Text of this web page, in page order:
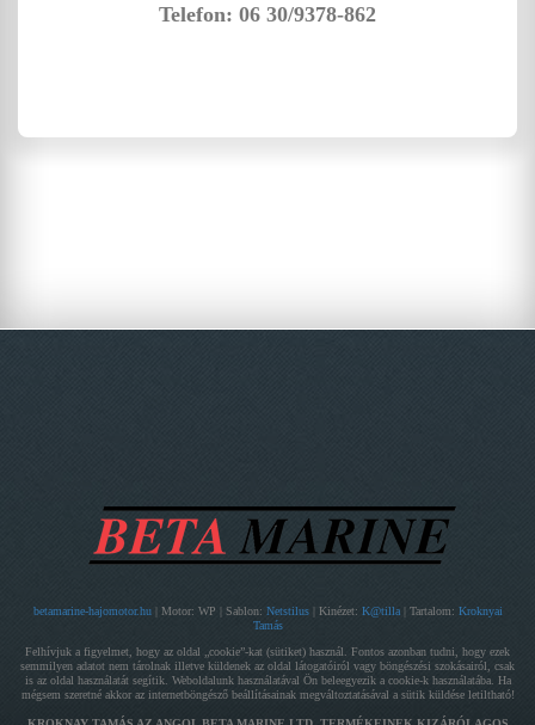
Telefon: 06 30/9378-862
betamarine-hajomotor.hu | Motor: WP | Sablon: Netstilus | Kinézet: K@tilla | Tartalom: Kroknyai
Tamás
Felhívjuk a figyelmet, hogy az oldal „cookie”-kat (sütiket) használ. Fontos azonban tudni, hogy ezek
semmilyen adatot nem tárolnak illetve küldenek az oldal látogatóiról vagy böngészési szokásairól, csak
is az oldal használatát segítik. Weboldalunk használatával Ön beleegyezik a cookie-k használatába. Ha
mégsem szeretné akkor az internetböngésző beállításainak megváltoztatásával a sütik küldése letiltható!